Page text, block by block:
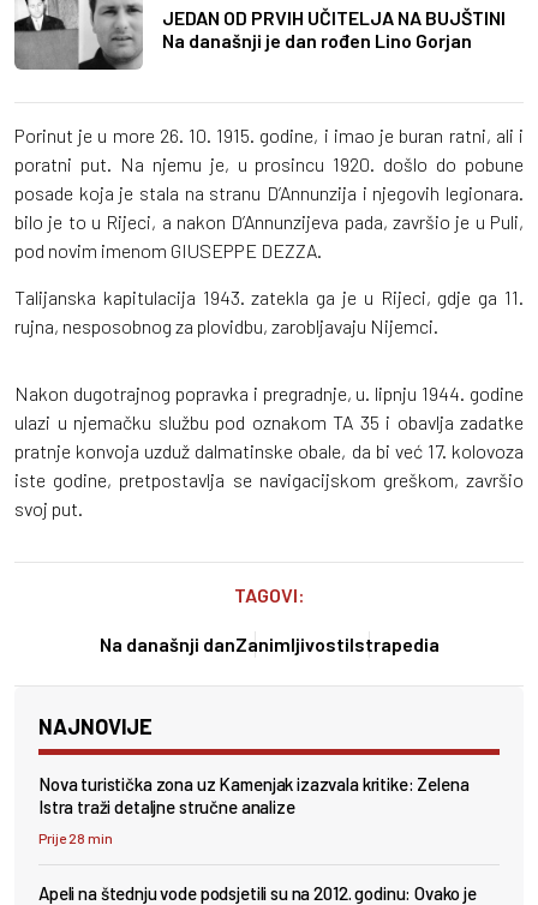
JEDAN OD PRVIH UČITELJA NA BUJŠTINI
Na današnji je dan rođen Lino Gorjan
Porinut je u more 26. 10. 1915. godine, i imao je buran ratni, ali i
poratni put. Na njemu je, u prosincu 1920. došlo do pobune
posade koja je stala na stranu D’Annunzija i njegovih legionara.
bilo je to u Rijeci, a nakon D’Annunzijeva pada, završio je u Puli,
pod novim imenom GIUSEPPE DEZZA.
Talijanska kapitulacija 1943. zatekla ga je u Rijeci, gdje ga 11.
rujna, nesposobnog za plovidbu, zarobljavaju Nijemci.
Nakon dugotrajnog popravka i pregradnje, u. lipnju 1944. godine
ulazi u njemačku službu pod oznakom TA 35 i obavlja zadatke
pratnje konvoja uzduž dalmatinske obale, da bi već 17. kolovoza
iste godine, pretpostavlja se navigacijskom greškom, završio
svoj put.
TAGOVI:
Na današnji danZanimljivostiIstrapedia
NAJNOVIJE
Nova turistička zona uz Kamenjak izazvala kritike: Zelena
Istra traži detaljne stručne analize
Prije 28 min
Apeli na štednju vode podsjetili su na 2012. godinu: Ovako je